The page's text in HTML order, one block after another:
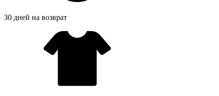
30 дней на возврат